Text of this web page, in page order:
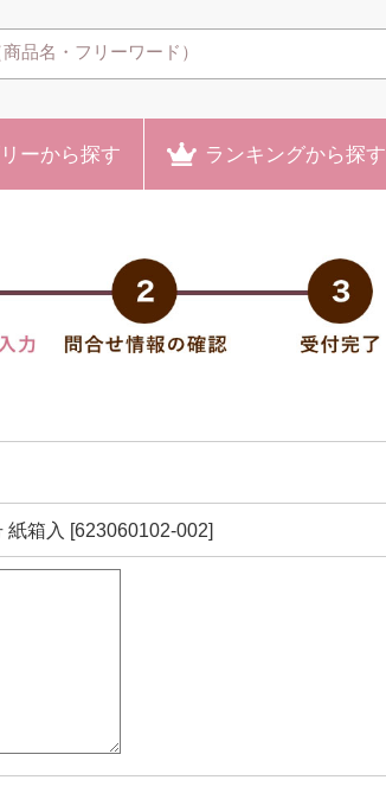
ーから探す ランキングから探す
箱入 [623060102-002]